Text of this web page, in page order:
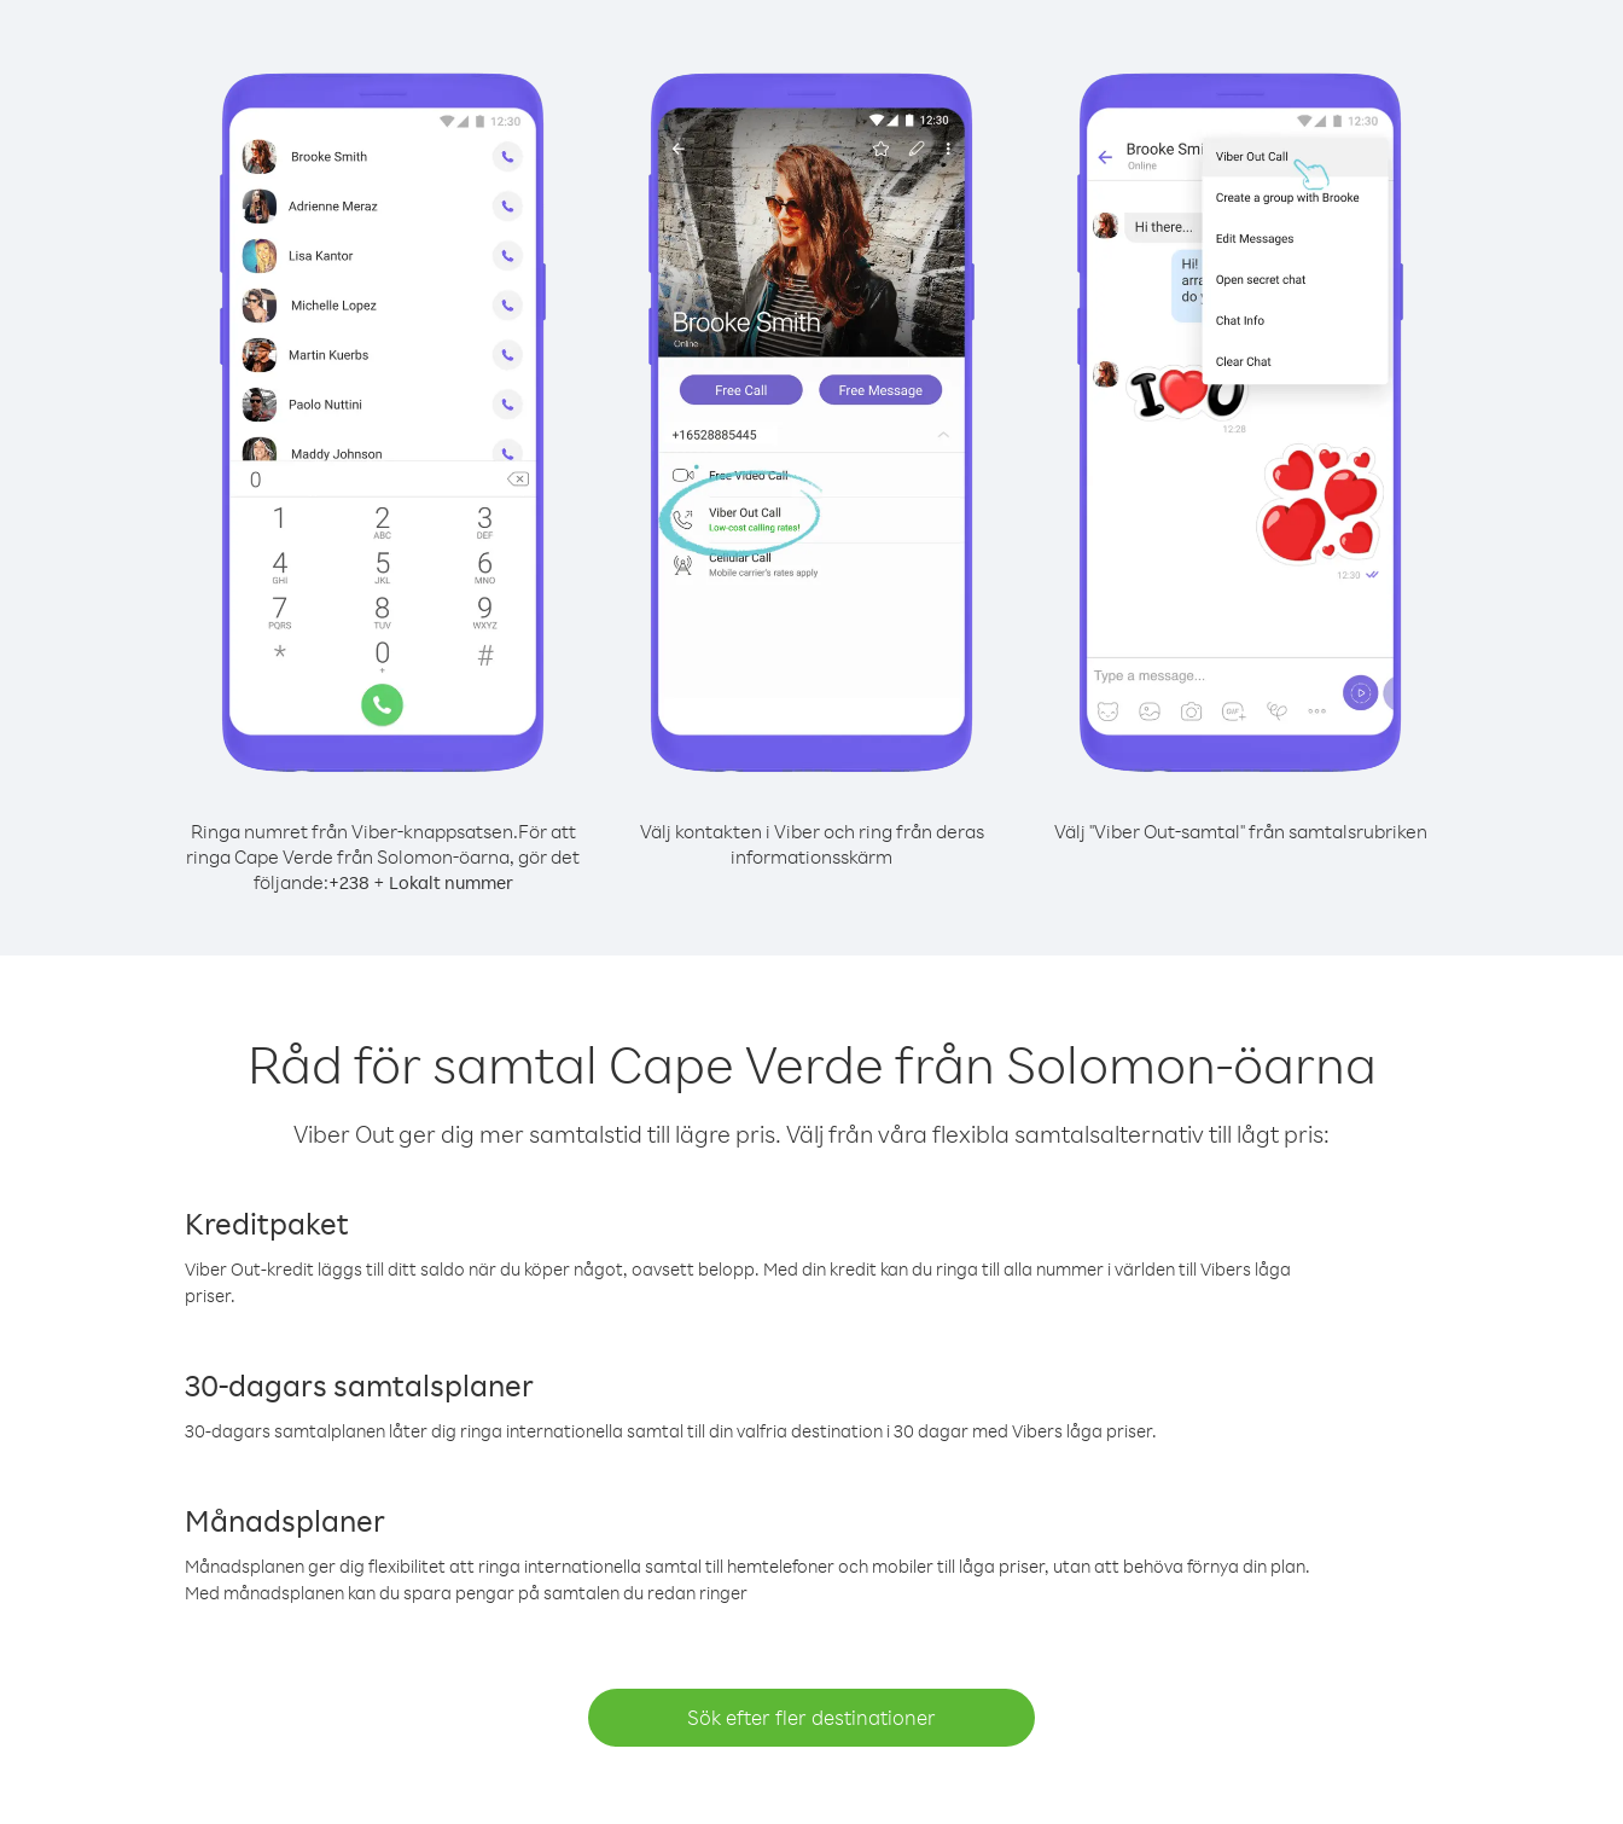
Ringa numret från Viber-knappsatsen.För att
ringa Cape Verde från Solomon-öarna, gör det
följande:+238 + Lokalt nummer
Välj kontakten i Viber och ring från deras
informationsskärm
Välj "Viber Out-samtal" från samtalsrubriken
Råd för samtal Cape Verde från Solomon-öarna
Viber Out ger dig mer samtalstid till lägre pris. Välj från våra flexibla samtalsalternativ till lågt pris:
Kreditpaket
Viber Out-kredit läggs till ditt saldo när du köper något, oavsett belopp. Med din kredit kan du ringa till alla nummer i världen till Vibers låga
priser.
30-dagars samtalsplaner
30-dagars samtalplanen låter dig ringa internationella samtal till din valfria destination i 30 dagar med Vibers låga priser.
Månadsplaner
Månadsplanen ger dig flexibilitet att ringa internationella samtal till hemtelefoner och mobiler till låga priser, utan att behöva förnya din plan.
Med månadsplanen kan du spara pengar på samtalen du redan ringer
Sök efter fler destinationer